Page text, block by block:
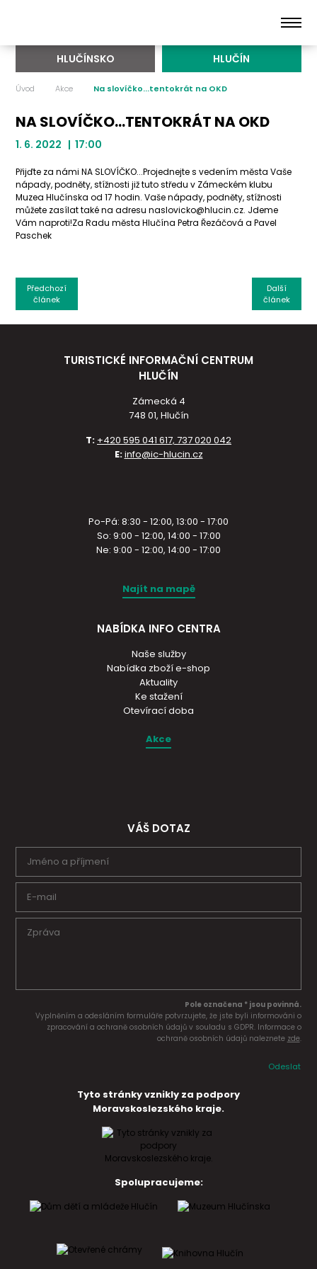
HLUČÍNSKO HLUČÍN
Úvod Akce Na slovíčko...tentokrát na OKD
NA SLOVÍČKO...TENTOKRÁT NA OKD
1. 6. 2022 | 17:00
Přijďte za námi NA SLOVÍČKO...Projednejte s vedením města Vaše
nápady, podněty, stížnosti již tuto středu v Zámeckém klubu
Muzea Hlučínska od 17 hodin. Vaše nápady, podněty, stížnosti
můžete zasílat také na adresu naslovicko@hlucin.cz. Jdeme
Vám naproti!Za Radu města Hlučína Petra Řezáčová a Pavel
Paschek
Další
článek
Předchozí
článek
TURISTICKÉ INFORMAČNÍ CENTRUM
HLUČÍN
Zámecká 4
748 01, Hlučín
T: +420 595 041 617, 737 020 042
E:info@ic-hlucin.cz
Po-Pá: 8:30 - 12:00, 13:00 - 17:00
So: 9:00 - 12:00, 14:00 - 17:00
Ne: 9:00 - 12:00, 14:00 - 17:00
Najít na mapě
NABÍDKA INFO CENTRA
Naše služby
Nabídka zboží e-shop
Aktuality
Ke stažení
Otevírací doba
Akce
VÁŠ DOTAZ
Pole označena * jsou povinná.
Vyplněním a odesláním formuláře potvrzujete, že jste byli informováni o
zpracování a ochraně osobních údajů v souladu s GDPR. Informace o
ochraně osobních údajů naleznete zde.
Odeslat
Tyto stránky vznikly za podpory
Moravskoslezského kraje.
Spolupracujeme: